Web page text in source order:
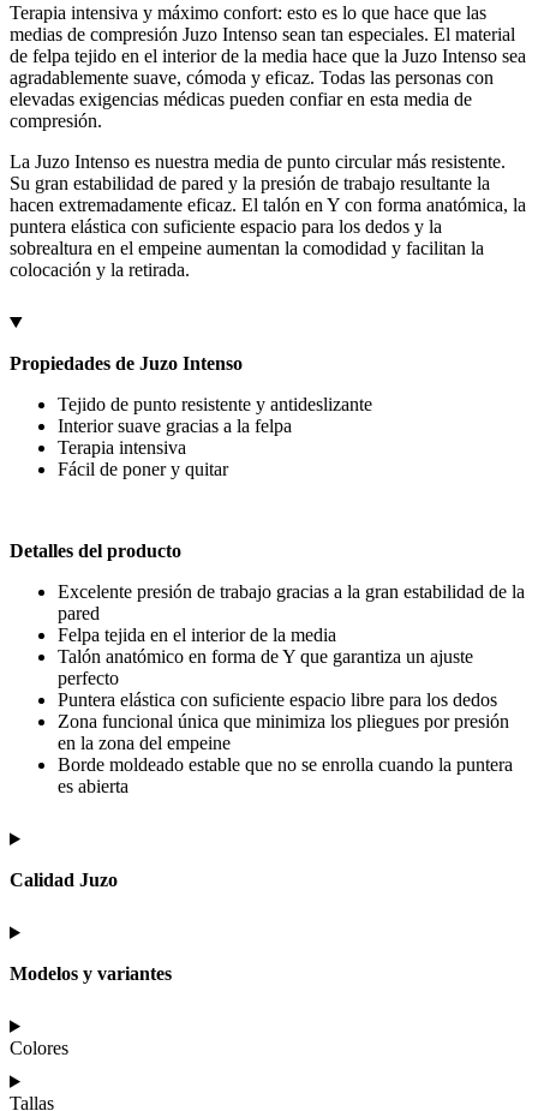
Terapia intensiva y máximo confort: esto es lo que hace que las
medias de compresión Juzo Intenso sean tan especiales. El material
de felpa tejido en el interior de la media hace que la Juzo Intenso sea
agradablemente suave, cómoda y eficaz. Todas las personas con
elevadas exigencias médicas pueden confiar en esta media de
compresión.
La Juzo Intenso es nuestra media de punto circular más resistente.
Su gran estabilidad de pared y la presión de trabajo resultante la
hacen extremadamente eficaz. El talón en Y con forma anatómica, la
puntera elástica con suficiente espacio para los dedos y la
sobrealtura en el empeine aumentan la comodidad y facilitan la
colocación y la retirada.
Propiedades de Juzo Intenso
Tejido de punto resistente y antideslizante
Interior suave gracias a la felpa
Terapia intensiva
Fácil de poner y quitar
Detalles del producto
Excelente presión de trabajo gracias a la gran estabilidad de la
pared
Felpa tejida en el interior de la media
Talón anatómico en forma de Y que garantiza un ajuste
perfecto
Puntera elástica con suficiente espacio libre para los dedos
Zona funcional única que minimiza los pliegues por presión
en la zona del empeine
Borde moldeado estable que no se enrolla cuando la puntera
es abierta
Calidad Juzo
Modelos y variantes
Colores
Tallas